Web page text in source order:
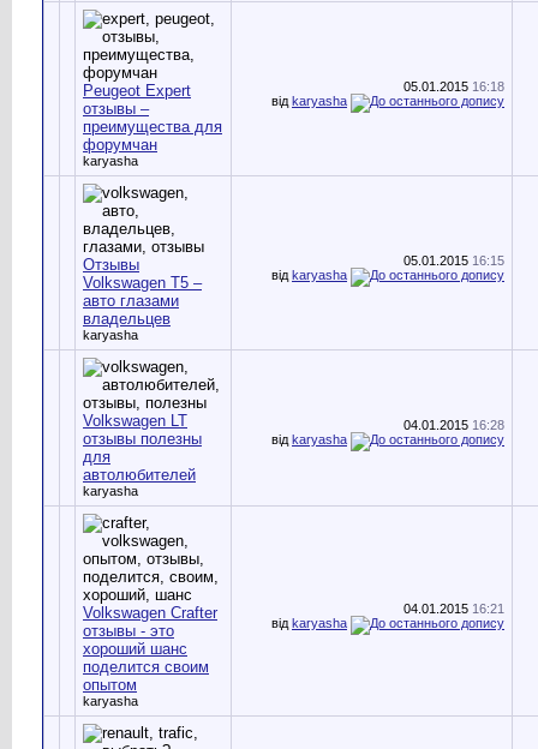
Peugeot Expert
отзывы –
преимущества для
форумчан
karyasha
05.01.2015 16:18
від karyasha
Отзывы
Volkswagen T5 –
авто глазами
владельцев
karyasha
05.01.2015 16:15
від karyasha
Volkswagen LT
отзывы полезны
для
автолюбителей
karyasha
04.01.2015 16:28
від karyasha
Volkswagen Crafter
отзывы - это
хороший шанс
поделится своим
опытом
karyasha
04.01.2015 16:21
від karyasha